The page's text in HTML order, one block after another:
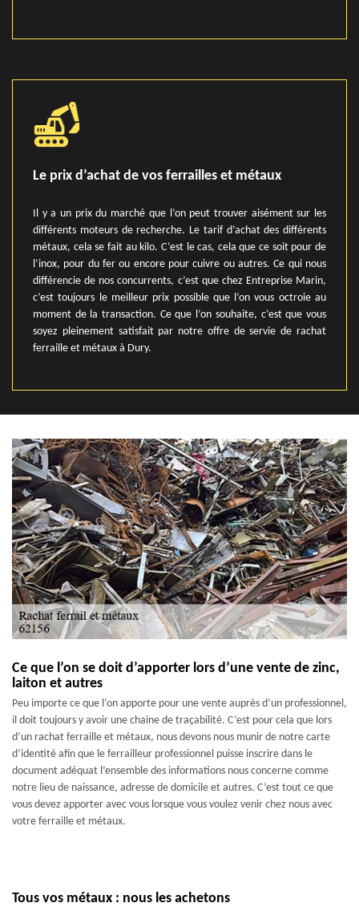
Le prix d’achat de vos ferrailles et métaux
Il y a un prix du marché que l’on peut trouver aisément sur les
différents moteurs de recherche. Le tarif d’achat des différents
métaux, cela se fait au kilo. C’est le cas, cela que ce soit pour de
l’inox, pour du fer ou encore pour cuivre ou autres. Ce qui nous
différencie de nos concurrents, c’est que chez Entreprise Marin,
c’est toujours le meilleur prix possible que l’on vous octroie au
moment de la transaction. Ce que l’on souhaite, c’est que vous
soyez pleinement satisfait par notre offre de servie de rachat
ferraille et métaux à Dury.
Ce que l’on se doit d’apporter lors d’une vente de zinc,
laiton et autres
Peu importe ce que l’on apporte pour une vente auprès d’un professionnel,
il doit toujours y avoir une chaine de traçabilité. C’est pour cela que lors
d’un rachat ferraille et métaux, nous devons nous munir de notre carte
d’identité afin que le ferrailleur professionnel puisse inscrire dans le
document adéquat l’ensemble des informations nous concerne comme
notre lieu de naissance, adresse de domicile et autres. C’est tout ce que
vous devez apporter avec vous lorsque vous voulez venir chez nous avec
votre ferraille et métaux.
Tous vos métaux : nous les achetons